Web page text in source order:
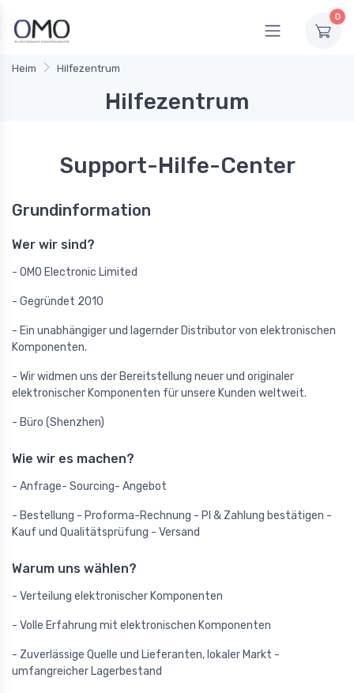
0
Heim Hilfezentrum
Hilfezentrum
Support-Hilfe-Center
Grundinformation
Wer wir sind?
- OMO Electronic Limited
- Gegründet 2010
- Ein unabhängiger und lagernder Distributor von elektronischen
Komponenten.
- Wir widmen uns der Bereitstellung neuer und originaler
elektronischer Komponenten für unsere Kunden weltweit.
- Büro (Shenzhen)
Wie wir es machen?
- Anfrage- Sourcing- Angebot
- Bestellung - Proforma-Rechnung - PI & Zahlung bestätigen -
Kauf und Qualitätsprüfung - Versand
Warum uns wählen?
- Verteilung elektronischer Komponenten
- Volle Erfahrung mit elektronischen Komponenten
- Zuverlässige Quelle und Lieferanten, lokaler Markt -
umfangreicher Lagerbestand